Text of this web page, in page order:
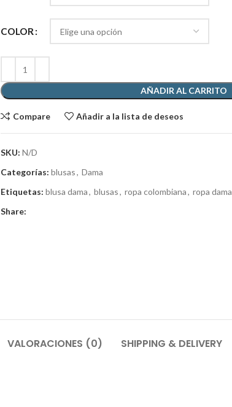
COLOR
AÑADIR AL CARRITO
Compare Añadir a la lista de deseos
SKU: N/D
Categorías: blusas, Dama
Etiquetas: blusa dama, blusas, ropa colombiana, ropa dama
Share:
VALORACIONES (0) SHIPPING & DELIVERY